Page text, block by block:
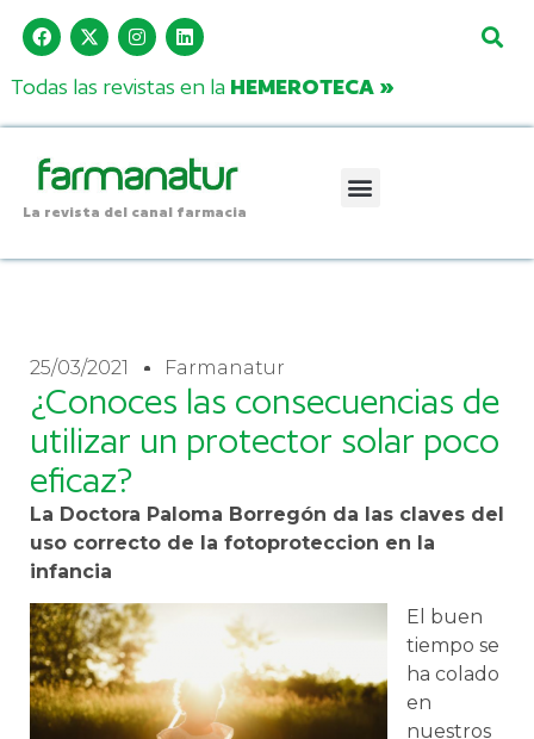
Todas las revistas en la HEMEROTECA »
La revista del canal farmacia
25/03/2021 Farmanatur
¿Conoces las consecuencias de
utilizar un protector solar poco
eficaz?
La Doctora Paloma Borregón da las claves del
uso correcto de la fotoproteccion en la
infancia
El buen
tiempo se
ha colado
en
nuestros